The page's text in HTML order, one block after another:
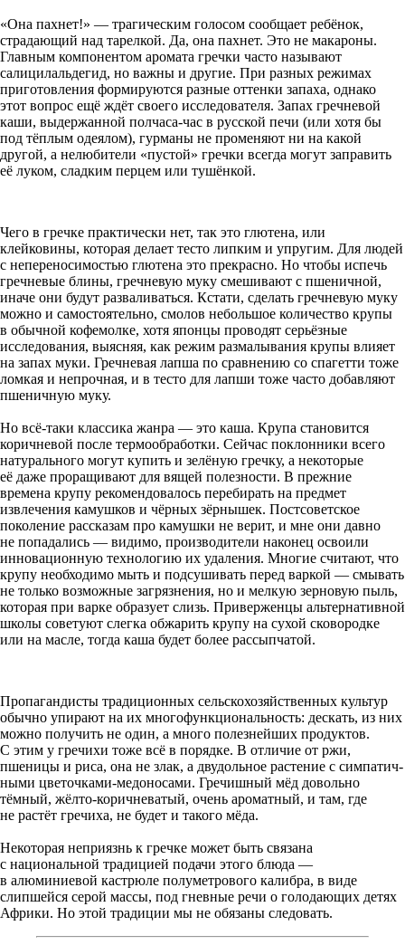
«Она пахнет!» — трагическим голосом сообщает ребёнок,
страдающий над тарелкой. Да, она пахнет. Это не макароны.
Главным компонентом аромата гречки часто называют
салицилальдегид, но важны и другие. При разных режимах
приготовления формируются разные оттенки запаха, однако
этот вопрос ещё ждёт своего исследователя. Запах гречневой
каши, выдержанной полчаса-час в русской печи (или хотя бы
под тёплым одеялом), гурманы не променяют ни на какой
другой, а нелюбители «пустой» гречки всегда могут заправить
её луком, сладким перцем или тушёнкой.
Чего в гречке практически нет, так это глютена, или
клейковины, которая делает тесто липким и упругим. Для людей
с непереносимостью глютена это прекрасно. Но чтобы испечь
гречневые блины, гречневую муку смешивают с пшеничной,
иначе они будут разваливаться. Кстати, сделать гречневую муку
можно и самостоятельно, смолов небольшое количество крупы
в обычной кофемолке, хотя японцы проводят серьёзные
исследования, выясняя, как режим размалывания крупы влияет
на запах муки. Гречневая лапша по сравнению со спагетти тоже
ломкая и непрочная, и в тесто для лапши тоже часто добавляют
пшеничную муку.
Но всё-таки классика жанра — это каша. Крупа становится
коричневой после термообработки. Сейчас поклонники всего
натурального могут купить и зелёную гречку, а некоторые
её даже проращивают для вящей полезности. В прежние
времена крупу рекомендовалось перебирать на предмет
извлечения камушков и чёрных зёрнышек. Постсоветское
поколение рассказам про камушки не верит, и мне они давно
не попадались — видимо, производители наконец освоили
инновационную технологию их удаления. Многие считают, что
крупу необхо­димо мыть и подсушивать перед варкой — смывать
не только возможные загрязнения, но и мелкую зерновую пыль,
которая при варке образует слизь. Приверженцы альтернативной
школы советуют слегка обжарить крупу на сухой сковородке
или на масле, тогда каша будет более рассыпчатой.
Пропагандисты традиционных сельскохозяйственных культур
обычно упирают на их многофункциональность: дескать, из них
можно получить не один, а много полезнейших продуктов.
С этим у гречихи тоже всё в порядке. В отличие от ржи,
пшеницы и риса, она не злак, а двудольное растение с симпатич­
ными цветочками-медоносами. Гречишный мёд довольно
тёмный, жёлто-коричневатый, очень ароматный, и там, где
не растёт гречиха, не будет и такого мёда.
Некоторая неприязнь к гречке может быть связана
с национальной традицией подачи этого блюда —
в алюминиевой кастрюле полуметрового калибра, в виде
слипшейся серой массы, под гневные ­речи о голодающих детях
Африки. Но этой традиции мы не обязаны сле­довать.